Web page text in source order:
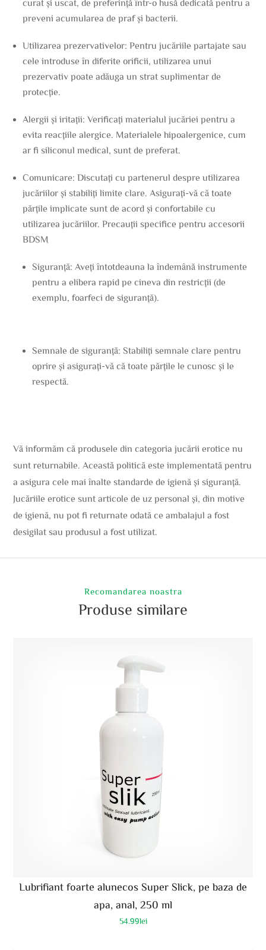
curat și uscat, de preferință într-o husă dedicată pentru a
preveni acumularea de praf și bacterii.
Utilizarea prezervativelor: Pentru jucăriile partajate sau
cele introduse în diferite orificii, utilizarea unui
prezervativ poate adăuga un strat suplimentar de
protecție.
Alergii și iritații: Verificați materialul jucăriei pentru a
evita reacțiile alergice. Materialele hipoalergenice, cum
ar fi siliconul medical, sunt de preferat.
Comunicare: Discutați cu partenerul despre utilizarea
jucăriilor și stabiliți limite clare. Asigurați-vă că toate
părțile implicate sunt de acord și confortabile cu
utilizarea jucăriilor. Precauții specifice pentru accesorii
BDSM
Siguranță: Aveți întotdeauna la îndemână instrumente
pentru a elibera rapid pe cineva din restricții (de
exemplu, foarfeci de siguranță).
Semnale de siguranță: Stabiliți semnale clare pentru
oprire și asigurați-vă că toate părțile le cunosc și le
respectă.
Vă informăm că produsele din categoria jucării erotice nu
sunt returnabile. Această politică este implementată pentru
a asigura cele mai înalte standarde de igienă și siguranță.
Jucăriile erotice sunt articole de uz personal și, din motive
de igienă, nu pot fi returnate odată ce ambalajul a fost
desigilat sau produsul a fost utilizat.
Recomandarea noastra
Produse similare
Lubrifiant foarte alunecos Super Slick, pe baza de
apa, anal, 250 ml
54.99lei